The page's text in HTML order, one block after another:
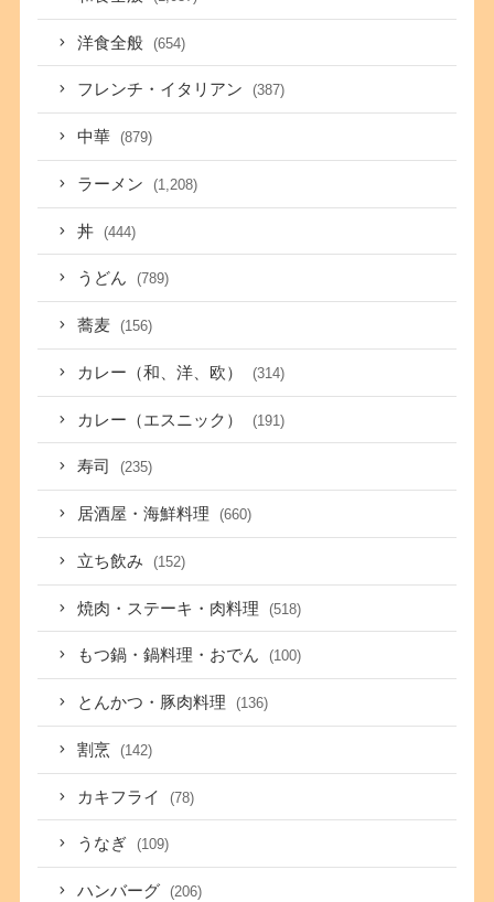
洋食全般 (654)
フレンチ・イタリアン (387)
中華 (879)
ラーメン (1,208)
丼 (444)
うどん (789)
蕎麦 (156)
カレー（和、洋、欧） (314)
カレー（エスニック） (191)
寿司 (235)
居酒屋・海鮮料理 (660)
立ち飲み (152)
焼肉・ステーキ・肉料理 (518)
もつ鍋・鍋料理・おでん (100)
とんかつ・豚肉料理 (136)
割烹 (142)
カキフライ (78)
うなぎ (109)
ハンバーグ (206)